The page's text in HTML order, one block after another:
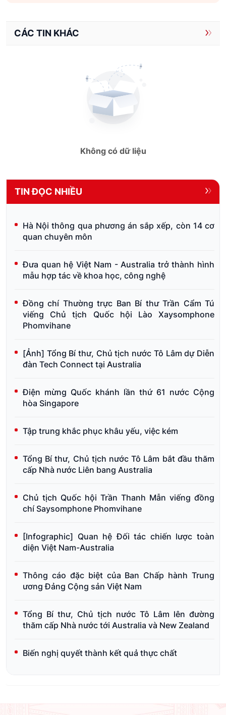
CÁC TIN KHÁC
Không có dữ liệu
TIN ĐỌC NHIỀU
Hà Nội thông qua phương án sắp xếp, còn 14 cơ
quan chuyên môn
Đưa quan hệ Việt Nam - Australia trở thành hình
mẫu hợp tác về khoa học, công nghệ
Đồng chí Thường trực Ban Bí thư Trần Cẩm Tú
viếng Chủ tịch Quốc hội Lào Xaysomphone
Phomvihane
[Ảnh] Tổng Bí thư, Chủ tịch nước Tô Lâm dự Diễn
đàn Tech Connect tại Australia
Điện mừng Quốc khánh lần thứ 61 nước Cộng
hòa Singapore
Tập trung khắc phục khâu yếu, việc kém
Tổng Bí thư, Chủ tịch nước Tô Lâm bắt đầu thăm
cấp Nhà nước Liên bang Australia
Chủ tịch Quốc hội Trần Thanh Mẫn viếng đồng
chí Saysomphone Phomvihane
[Infographic] Quan hệ Đối tác chiến lược toàn
diện Việt Nam-Australia
Thông cáo đặc biệt của Ban Chấp hành Trung
ương Đảng Cộng sản Việt Nam
Tổng Bí thư, Chủ tịch nước Tô Lâm lên đường
thăm cấp Nhà nước tới Australia và New Zealand
Biến nghị quyết thành kết quả thực chất